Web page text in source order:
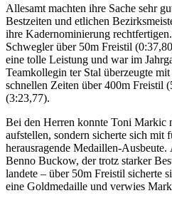
Allesamt machten ihre Sache sehr
Bestzeiten und etlichen
ihre Kadernominierung
Schwegler über 50m Freistil
eine tolle Leistung und war im
Teamkollegin ter Stal überzeugte
schnellen Zeiten über 400m Freistil
(3:23,77).
Bei den Herren konnte Toni Markic
aufstellen, sondern sicherte sich mit
herausragende Medaillen-
Benno Buckow, der trotz starker
landete – über 50m Freistil sicherte
eine Goldmedaille und verwies